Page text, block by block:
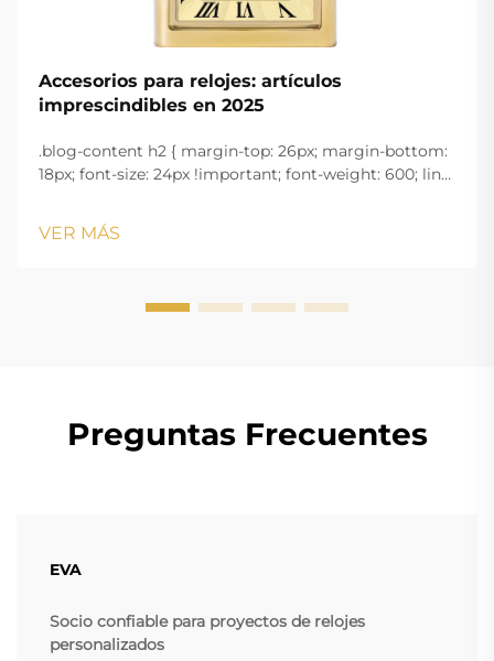
Accesorios para relojes: artículos
imprescindibles en 2025
.blog-content h2 { margin-top: 26px; margin-bottom:
18px; font-size: 24px !important; font-weight: 600; line-
margin-bottom: 18px; font-size: 20px !important; font-
w...
VER MÁS
Preguntas Frecuentes
EVA
Socio confiable para proyectos de relojes
personalizados